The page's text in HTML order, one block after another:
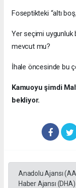
Foseptikteki “altı
Yer seçimi uygunluk
mevcut mu?
İhale öncesinde bu
Kamuoyu şimdi
bekliyor.
Anadolu Ajansı
Haber Ajansı